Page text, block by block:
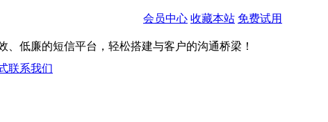
会员中心 收藏本站 免费试用
、低廉的短信平台，轻松搭建与客户的沟通桥梁！
联系我们